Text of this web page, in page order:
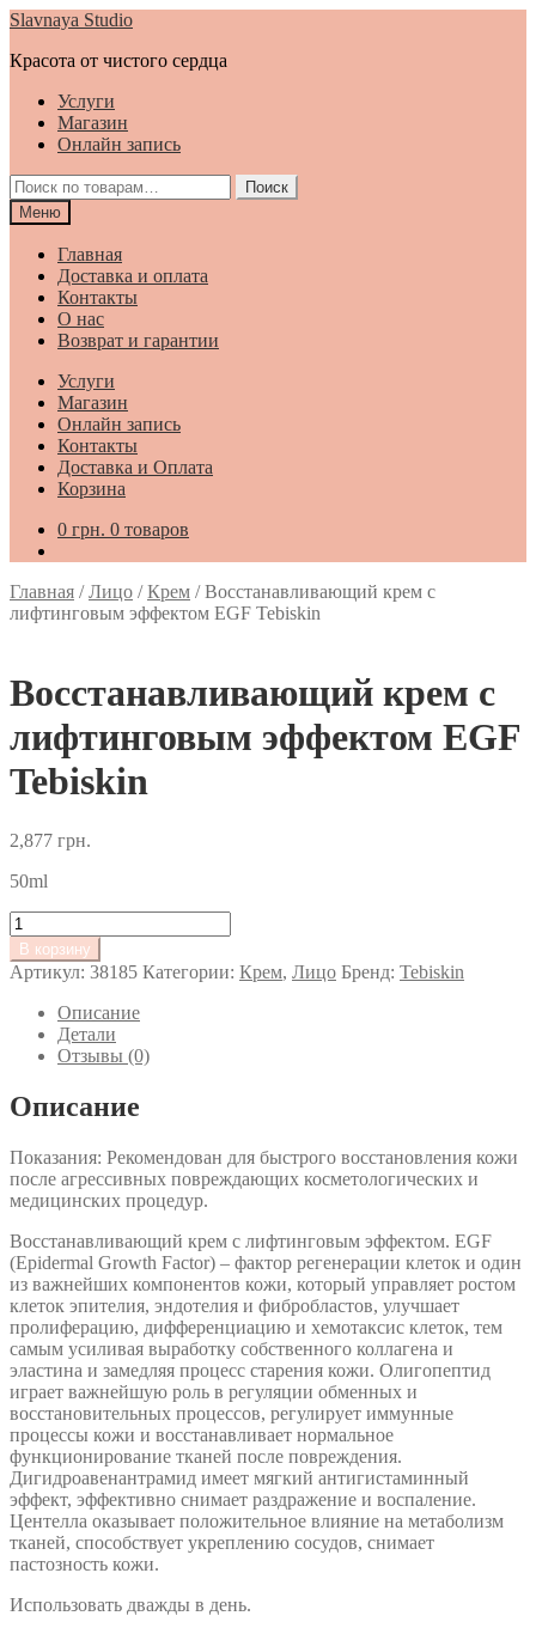
Перейти
навигации
Перейти
содержимому
Slavnaya Studio
Красота от чистого сердца
Услуги
Магазин
Онлайн запись
Искать:
Поиск
Меню
Главная
Доставка и оплата
Контакты
О нас
Возврат и гарантии
Услуги
Магазин
Онлайн запись
Контакты
Доставка и Оплата
Корзина
0 грн. 0 товаров
Главная /Лицо /Крем /Восстанавливающий крем с
лифтинговым эффектом EGF Tebiskin
Восстанавливающий крем с
лифтинговым эффектом EGF
Tebiskin
2,877 грн.
50ml
Количество
товара
Восстанавливающий
крем
лифтинговым
эффектом
Tebiskin
В корзину
Артикул: 38185 Категории: Крем, Лицо Бренд: Tebiskin
Описание
Детали
Отзывы (0)
Описание
Показания: Рекомендован для быстрого восстановления кожи
после агрессивных повреждающих косметологических и
медицинских процедур.
Восстанавливающий крем с лифтинговым эффектом. EGF
(Epidermal Growth Factor) – фактор регенерации клеток и один
из важнейших компонентов кожи, который управляет ростом
клеток эпителия, эндотелия и фибробластов, улучшает
пролиферацию, дифференциацию и хемотаксис клеток, тем
самым усиливая выработку собственного коллагена и
эластина и замедляя процесс старения кожи. Олигопептид
играет важнейшую роль в регуляции обменных и
восстановительных процессов, регулирует иммунные
процессы кожи и восстанавливает нормальное
функционирование тканей после повреждения.
Дигидроавенантрамид имеет мягкий антигистаминный
эффект, эффективно снимает раздражение и воспаление.
Центелла оказывает положительное влияние на метаболизм
тканей, способствует укреплению сосудов, снимает
пастозность кожи.
Использовать дважды в день.